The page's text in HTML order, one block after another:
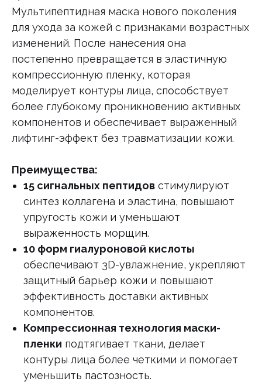
Мультипептидная маска нового поколения
для ухода за кожей с признаками возрастных
изменений. После нанесения она
постепенно превращается в эластичную
компрессионную пленку, которая
моделирует контуры лица, способствует
более глубокому проникновению активных
компонентов и обеспечивает выраженный
лифтинг-эффект без травматизации кожи.
Преимущества:
15 сигнальных пептидов стимулируют
синтез коллагена и эластина, повышают
упругость кожи и уменьшают
выраженность морщин.
10 форм гиалуроновой кислоты
обеспечивают 3D-увлажнение, укрепляют
защитный барьер кожи и повышают
эффективность доставки активных
компонентов.
Компрессионная технология маски-
пленки подтягивает ткани, делает
контуры лица более четкими и помогает
уменьшить пастозность.